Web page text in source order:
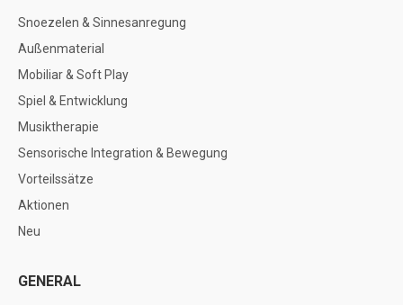
Snoezelen & Sinnesanregung
Außenmaterial
Mobiliar & Soft Play
Spiel & Entwicklung
Musiktherapie
Sensorische Integration & Bewegung
Vorteilssätze
Aktionen
Neu
GENERAL